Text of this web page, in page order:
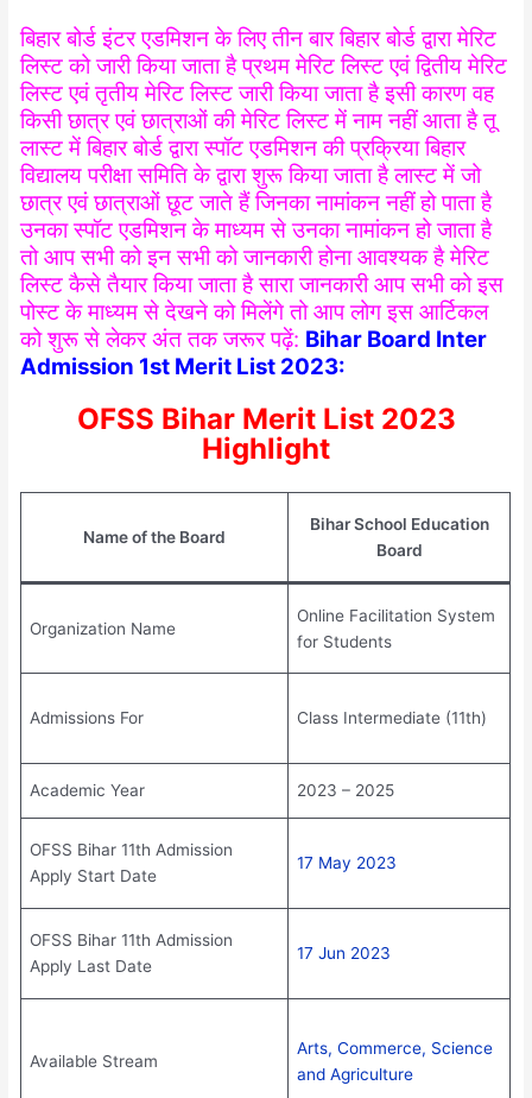
बिहार बोर्ड इंटर एडमिशन के लिए तीन बार बिहार बोर्ड द्वारा मेरिट
लिस्ट को जारी किया जाता है प्रथम मेरिट लिस्ट एवं द्वितीय मेरिट
लिस्ट एवं तृतीय मेरिट लिस्ट जारी किया जाता है इसी कारण वह
किसी छात्र एवं छात्राओं की मेरिट लिस्ट में नाम नहीं आता है तू
लास्ट में बिहार बोर्ड द्वारा स्पॉट एडमिशन की प्रक्रिया बिहार
विद्यालय परीक्षा समिति के द्वारा शुरू किया जाता है लास्ट में जो
छात्र एवं छात्राओं छूट जाते हैं जिनका नामांकन नहीं हो पाता है
उनका स्पॉट एडमिशन के माध्यम से उनका नामांकन हो जाता है
तो आप सभी को इन सभी को जानकारी होना आवश्यक है मेरिट
लिस्ट कैसे तैयार किया जाता है सारा जानकारी आप सभी को इस
पोस्ट के माध्यम से देखने को मिलेंगे तो आप लोग इस आर्टिकल
को शुरू से लेकर अंत तक जरूर पढ़ें: Bihar Board Inter
Admission 1st Merit List 2023:
OFSS Bihar Merit List 2023
Highlight
Name of the Board
Bihar School Education
Board
Organization Name
Online Facilitation System
for Students
Admissions For Class Intermediate (11th)
Academic Year 2023 – 2025
OFSS Bihar 11th Admission
Apply Start Date
17 May 2023
OFSS Bihar 11th Admission
Apply Last Date
17 Jun 2023
Available Stream
Arts, Commerce, Science
and Agriculture